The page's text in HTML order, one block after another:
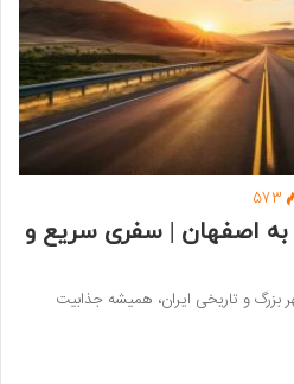
573
به اصفهان | سفری سریع و
بزرگ و تاریخی ایران، همیشه جذابیت